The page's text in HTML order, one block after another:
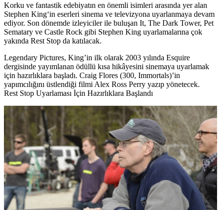
Korku ve fantastik edebiyatın en önemli isimleri arasında yer alan
Stephen King‘in eserleri sinema ve televizyona uyarlanmaya devam
ediyor. Son dönemde izleyiciler ile buluşan It, The Dark Tower, Pet
Sematary ve Castle Rock gibi Stephen King uyarlamalarına çok
yakında Rest Stop da katılacak.
Legendary Pictures, King’in ilk olarak 2003 yılında Esquire
dergisinde yayımlanan ödüllü kısa hikâyesini sinemaya uyarlamak
için hazırlıklara başladı. Craig Flores (300, Immortals)’in
yapımcılığını üstlendiği filmi Alex Ross Perry yazıp yönetecek.
Rest Stop Uyarlaması İçin Hazırlıklara Başlandı